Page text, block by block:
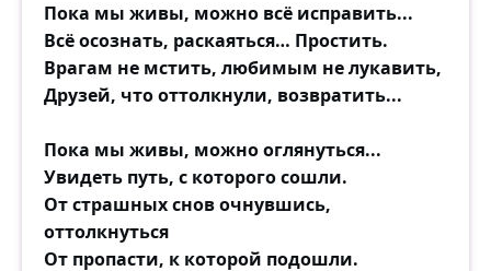
Пока мы живы, можно всё исправить...
Всё осознать, раскаяться… Простить.
Врагам не мстить, любимым не лукавить,
Друзей, что оттолкнули, возвратить...
Пока мы живы, можно оглянуться...
Увидеть путь, с которого сошли.
От страшных снов очнувшись,
оттолкнуться
От пропасти, к которой подошли.